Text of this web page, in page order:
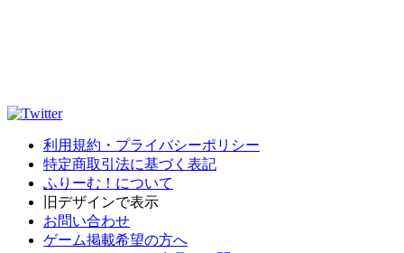
利用規約・プライバシーポリシー
特定商取引法に基づく表記
ふりーむ！について
旧デザインで表示
お問い合わせ
ゲーム掲載希望の方へ